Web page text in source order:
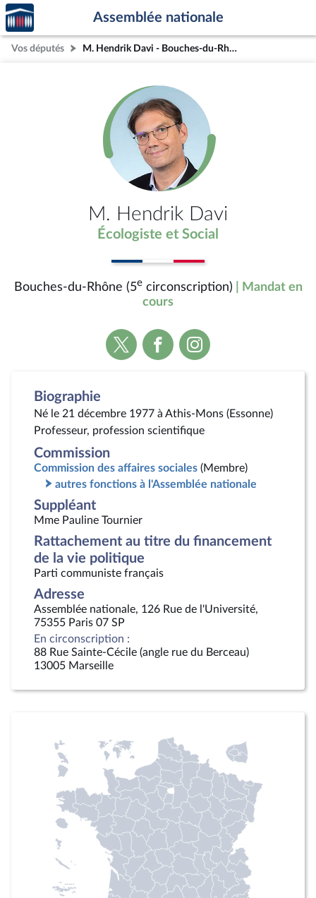
Aller au contenu
Aller en bas de la page
Accèder
à la
page
d'accueil
Assemblée nationale
Vos députés M. Hendrik Davi - Bouches-du-Rhône (5e circonscription)
M. Hendrik Davi
Écologiste et Social
Bouches-du-Rhône (5ecirconscription)
| Mandat en
cours
Voir
la
Voir
la
Voir
la
Biographie
Né le 21 décembre 1977 à Athis-Mons (Essonne)
Professeur, profession scientifique
Commission
Commission des affaires sociales (Membre)
autres fonctions à l'Assemblée nationale
Suppléant
Mme Pauline Tournier
Rattachement au titre du financement
de la vie politique
Parti communiste français
Adresse
Assemblée nationale, 126 Rue de l'Université,
75355 Paris 07 SP
En circonscription :
88 Rue Sainte-Cécile (angle rue du Berceau)
13005 Marseille